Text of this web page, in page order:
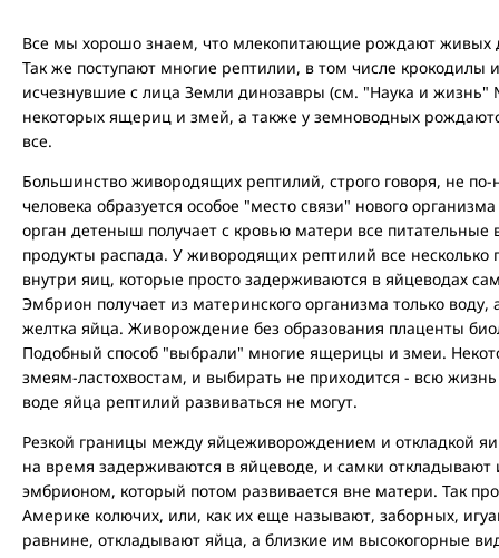
Все мы хорошо знаем, что млекопитающие рождают
Так же поступают многие рептилии, в том числе
исчезнувшие с лица Земли динозавры (см. "Наука и жизнь"
некоторых ящериц и змей, а также у земноводных
все.
Большинство живородящих рептилий, строго говоря, не
человека образуется особое "место связи" нового
орган детеныш получает с кровью матери все
продукты распада. У живородящих рептилий все
внутри яиц, которые просто задерживаются в яйцеводах
Эмбрион получает из материнского организма только
желтка яйца. Живорождение без образования плаценты
Подобный способ "выбрали" многие ящерицы и змеи.
змеям-ластохвостам, и выбирать не приходится - всю
воде яйца рептилий развиваться не могут.
Резкой границы между яйцеживорождением и откладкой
на время задерживаются в яйцеводе, и самки
эмбрионом, который потом развивается вне матери. Так
Америке колючих, или, как их еще называют, заборных,
равнине, откладывают яйца, а близкие им высокогорные